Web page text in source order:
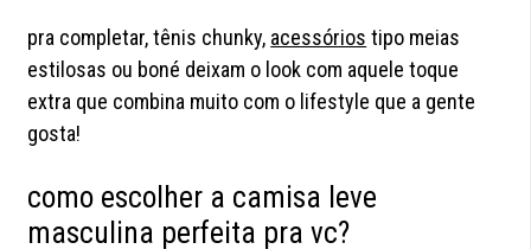
pra completar, tênis chunky, acessórios tipo meias
estilosas ou boné deixam o look com aquele toque
extra que combina muito com o lifestyle que a gente
gosta!
como escolher a camisa leve
masculina perfeita pra vc?